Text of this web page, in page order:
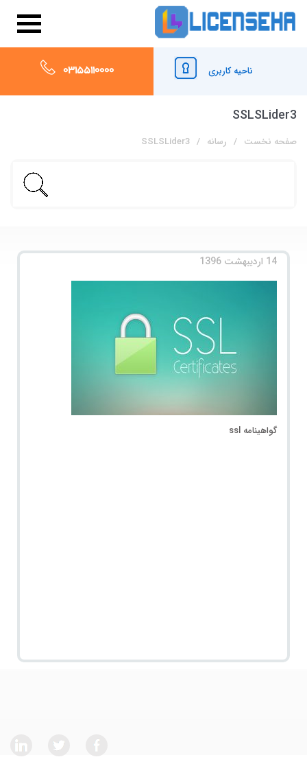
ناحیه کاربری 03155110000
SSLSLider3
صفحه نخست رسانه SSLSLider3
14 اردیبهشت 1396
گواهینامه ssl